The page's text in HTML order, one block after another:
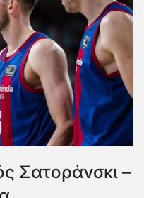
Σατοράνσκι –